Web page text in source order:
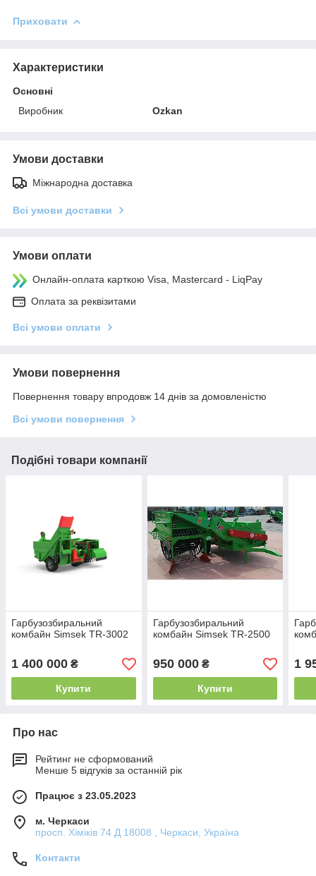
Приховати
Характеристики
Основні
Виробник
Ozkan
Умови доставки
Міжнародна доставка
Всі умови доставки
Умови оплати
Онлайн-оплата карткою Visa, Mastercard - LiqPay
Оплата за реквізитами
Всі умови оплати
Умови повернення
Повернення товару впродовж 14 днів за домовленістю
Всі умови повернення
Подібні товари компанії
Гарбузозбиральний
комбайн Simsek TR-3002
1 400 000 ₴
Купити
Гарбузозбиральний
комбайн Simsek TR-2500
950 000₴
Купити
1
Про нас
Рейтинг не сформований
Менше 5 відгуків за останній рік
Працює з 23.05.2023
м. Черкаси
просп. Хіміків 74 Д 18008 , Черкаси, Україна
Контакти